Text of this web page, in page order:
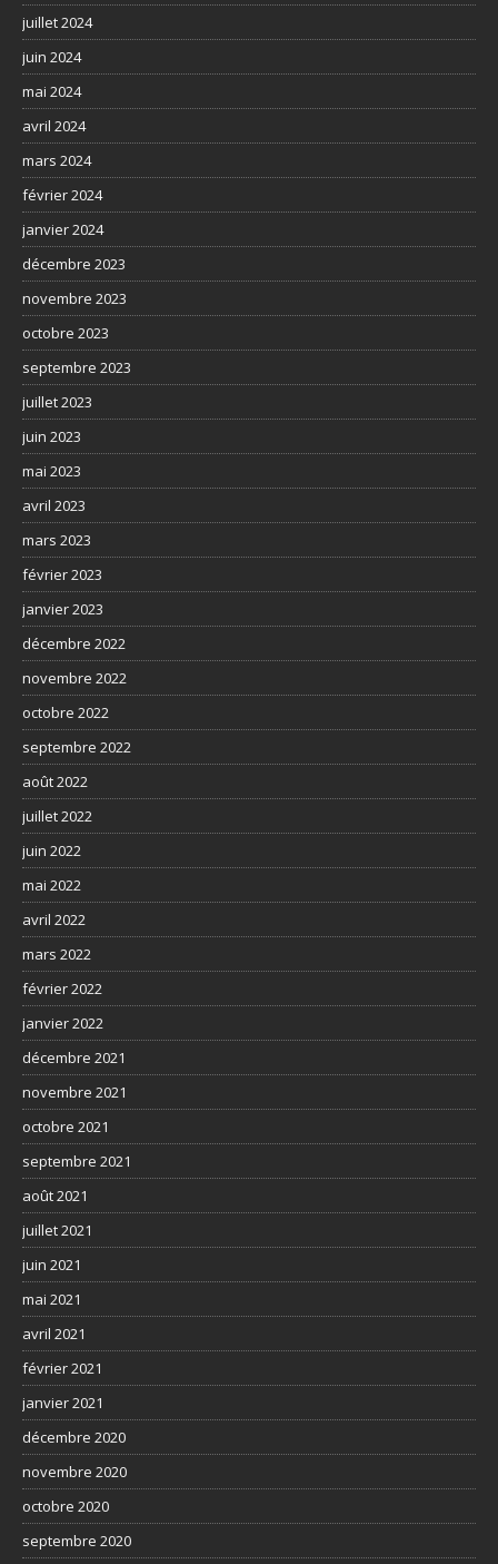
juillet 2024
juin 2024
mai 2024
avril 2024
mars 2024
février 2024
janvier 2024
décembre 2023
novembre 2023
octobre 2023
septembre 2023
juillet 2023
juin 2023
mai 2023
avril 2023
mars 2023
février 2023
janvier 2023
décembre 2022
novembre 2022
octobre 2022
septembre 2022
août 2022
juillet 2022
juin 2022
mai 2022
avril 2022
mars 2022
février 2022
janvier 2022
décembre 2021
novembre 2021
octobre 2021
septembre 2021
août 2021
juillet 2021
juin 2021
mai 2021
avril 2021
février 2021
janvier 2021
décembre 2020
novembre 2020
octobre 2020
septembre 2020